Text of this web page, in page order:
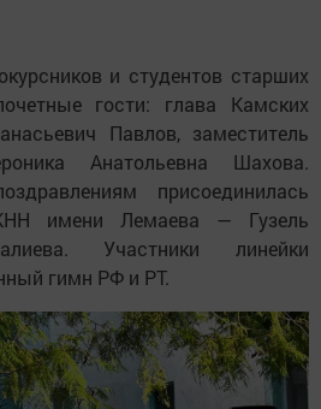
и студентов старших
гости: глава Камских
Павлов, заместитель
Анатольевна Шахова.
присоединилась
имени Лемаева — Гузель
Участники линейки
гимн РФ и РТ.